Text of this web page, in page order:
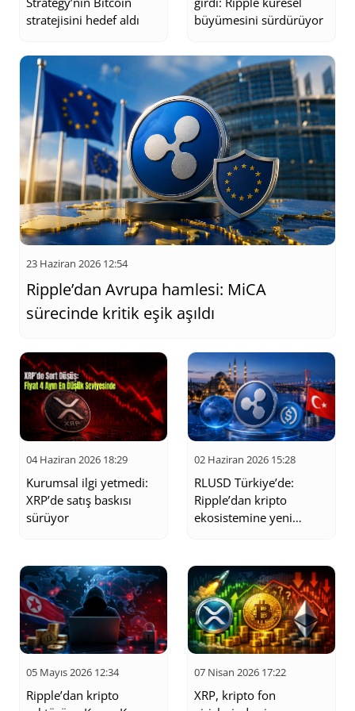
bilgiler sunar. Ripple’a dair yapılan son açıklamalar, SEC davası ile
ilgili gelişmeler ve XRP’nin piyasa performansı hakkında en güncel
yapılan tahminler ve analizler, yatırımcıların daha bilinçli kararlar
almasına yardımcı olabilir. Ripple (XRP) yatırımcıları ve bu alandaki
diğer paydaşlar için kritik gelişmeleri anlık olarak takip
edebileceğiniz kapsamlı bir kaynak sağlanmaktadır. XRP'nin
değerini etkileyebilecek tüm faktörler, piyasa beklentileri ve yasal
düzenlemelerle ilgili gelişmeler hakkında ayrıntılı bilgilere buradan
ulaşabilirsiniz.
stratejisini hedef aldı
büyümesini sürdürüyor
23 Haziran 2026 12:54
Ripple’dan Avrupa hamlesi: MiCA
sürecinde kritik eşik aşıldı
04 Haziran 2026 18:29
Kurumsal ilgi yetmedi:
XRP’de satış baskısı
sürüyor
02 Haziran 2026 15:28
RLUSD Türkiye’de:
Ripple’dan kripto
ekosistemine yeni
05 Mayıs 2026 12:34
Ripple’dan kripto
07 Nisan 2026 17:22
XRP, kripto fon